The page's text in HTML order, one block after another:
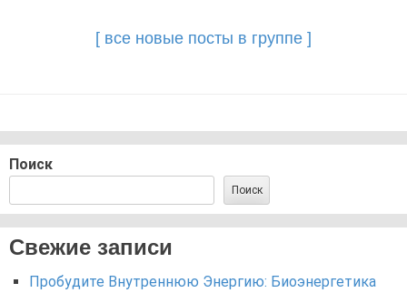
[ все новые посты в группе ]
Поиск
Поиск
Свежие записи
Пробудите Внутреннюю Энергию: Биоэнергетика